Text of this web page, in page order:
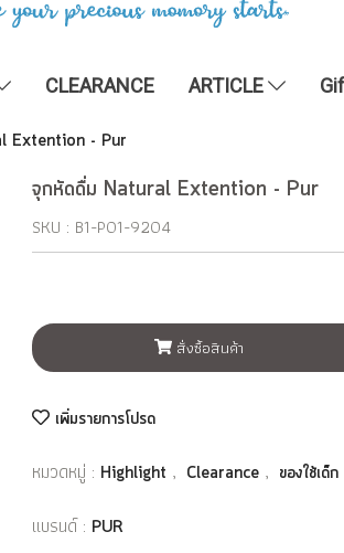
CLEARANCE ARTICLE
Extention - Pur
จุกหัดดื่ม Natural Extention - Pur
SKU : B1-P01-9204
สั่งซื้อสินค้า
เพิ่มรายการโปรด
หมวดหมู่ : Highlight , Clearance , ของใช้เด็ก
แบรนด์ : PUR